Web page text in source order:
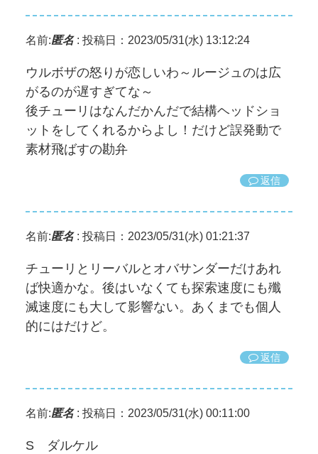
名前:匿名: 投稿日：2023/05/31(水) 13:12:24
ウルボザの怒りが恋しいわ～ルージュのは広
がるのが遅すぎてな～
後チューリはなんだかんだで結構ヘッドショ
ットをしてくれるからよし！だけど誤発動で
素材飛ばすの勘弁
返信
名前:匿名: 投稿日：2023/05/31(水) 01:21:37
チューリとリーバルとオバサンダーだけあれ
ば快適かな。後はいなくても探索速度にも殲
滅速度にも大して影響ない。あくまでも個人
的にはだけど。
返信
名前:匿名: 投稿日：2023/05/31(水) 00:11:00
S ダルケル